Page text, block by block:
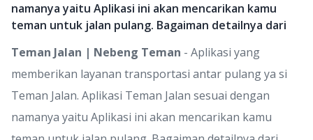
namanya yaitu Aplikasi ini akan mencarikan kamu
teman untuk jalan pulang. Bagaiman detailnya dari
Teman Jalan | Nebeng Teman - Aplikasi yang
memberikan layanan transportasi antar pulang ya si
Teman Jalan. Aplikasi Teman Jalan sesuai dengan
namanya yaitu Aplikasi ini akan mencarikan kamu